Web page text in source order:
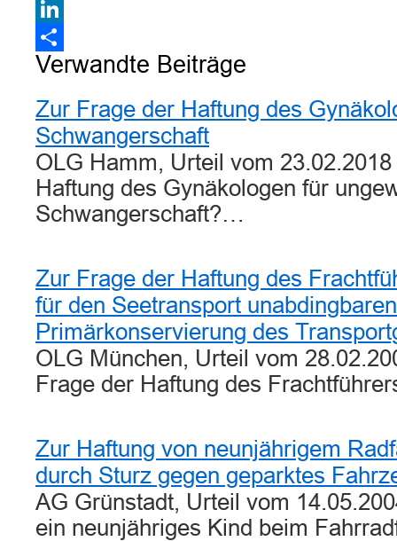
WhatsApp
LinkedIn
Teilen
Verwandte Beiträge
Zur Frage der Haftung des
Schwangerschaft
OLG Hamm, Urteil vom
Haftung des Gynäkologen für
Schwangerschaft?…
Zur Frage der Haftung des
für den Seetransport unabdingbaren
Primärkonservierung des
OLG München, Urteil vom
Frage der Haftung des
Zur Haftung von neunjährigem
durch Sturz gegen geparktes
AG Grünstadt, Urteil vom
ein neunjähriges Kind beim